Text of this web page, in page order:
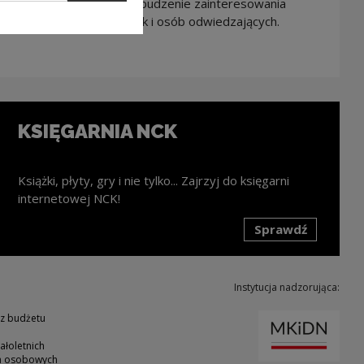
jego mieszkańców jak i osób odwiedzających.
KSIĘGARNIA NCK
Książki, płyty, gry i nie tylko... Zajrzyj do księgarni
internetowej NCK!
Sprawdź
budżetu
osobowych
Instytucja nadzorująca: